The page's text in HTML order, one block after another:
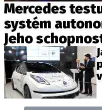
Mercedes
systém
Jeho